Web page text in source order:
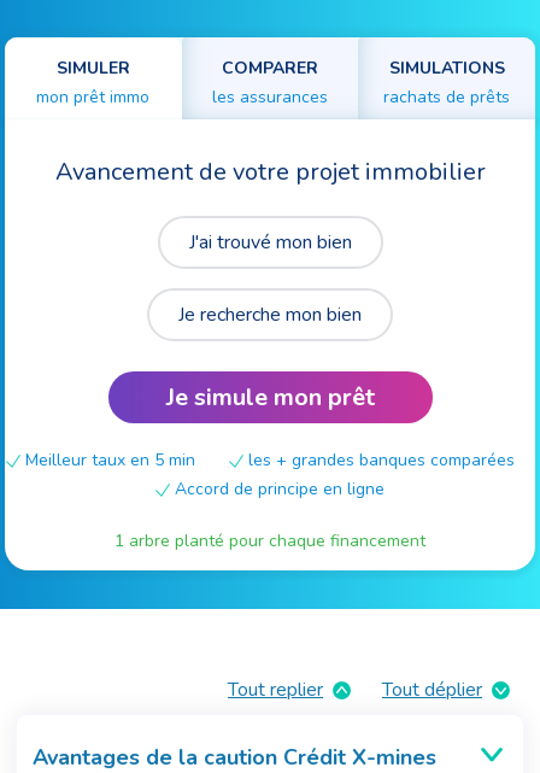
SIMULER
mon prêt immo
COMPARER
les assurances
SIMULATIONS
rachats de prêts
Avancement de votre projet immobilier
J'ai trouvé mon bien
Je recherche mon bien
Je simule mon prêt
Meilleur taux en 5 min
les + grandes banques comparées
Accord de principe en ligne
1 arbre planté pour chaque financement
Tout déplier
Tout replier
Avantages de la caution Crédit X-mines